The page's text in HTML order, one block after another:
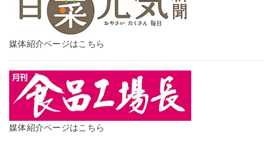
媒体紹介ページはこちら
媒体紹介ページはこちら